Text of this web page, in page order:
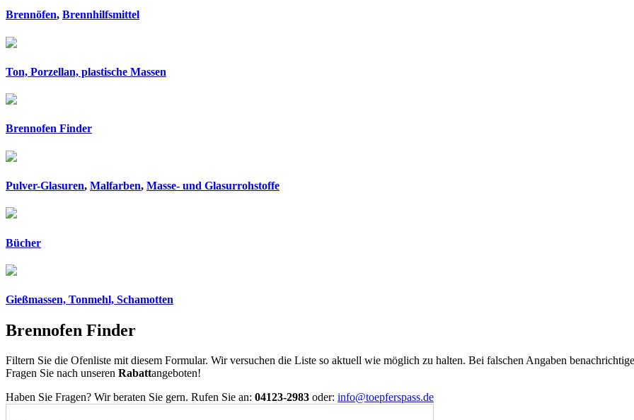
Brennöfen, Brennhilfsmittel
Ton, Porzellan, plastische Massen
Brennofen Finder
Pulver-Glasuren, Malfarben, Masse- und Glasurrohstoffe
Bücher
Gießmassen, Tonmehl, Schamotten
Brennofen Finder
Filtern Sie die Ofenliste mit diesem Formular. Wir versuchen die Liste so aktuell wie möglich zu halten. Bei falschen Angaben
Fragen Sie nach unseren Rabattangeboten!
Haben Sie Fragen? Wir beraten Sie gern. Rufen Sie an: 04123-2983 oder: info@toepferspass.de